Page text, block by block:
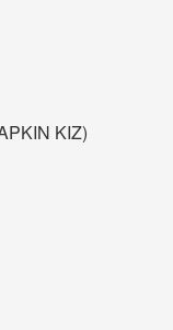
KIZ)